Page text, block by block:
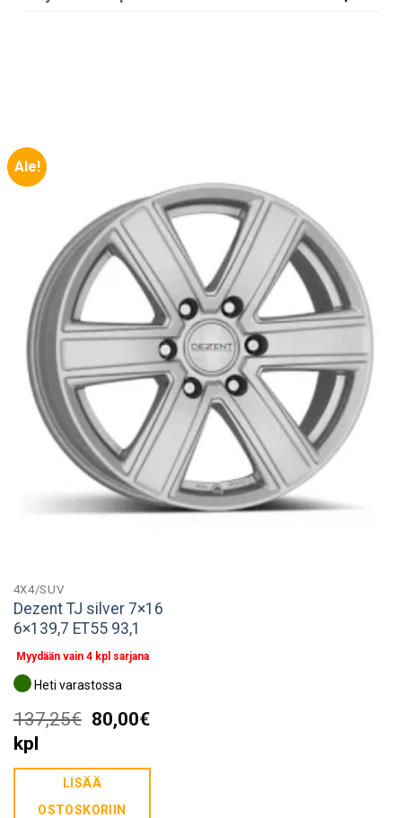
Ale!
4X4/SUV
Dezent TJ silver 7×16
6×139,7 ET55 93,1
Myydään vain 4 kpl sarjana
Heti varastossa
137,25€ Alkuperäinen
oli:
137,25€.
80,00€Nykyinen
on:
kpl
LISÄÄ
OSTOSKORIIN